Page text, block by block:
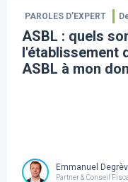
PAROLES D’EXPERT
ASBL : quels
l'établissement
ASBL à mon
Emmanuel
Partner & Conseil